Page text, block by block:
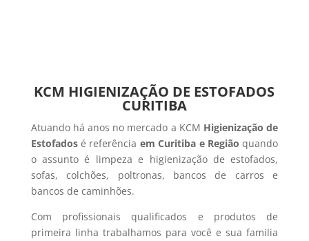
KCM HIGIENIZAÇÃO DE ESTOFADOS
CURITIBA
Atuando há anos no mercado a KCM Higienização de
Estofadosé referência em Curitiba e Região quando
o assunto é limpeza e higienização de estofados,
sofas, colchões, poltronas, bancos de carros e
bancos de caminhões.
Com profissionais qualificados e produtos de
primeira linha trabalhamos para você e sua familia